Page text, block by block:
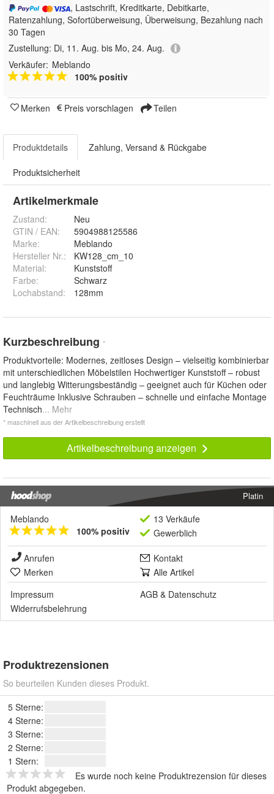
, Lastschrift, Kreditkarte, Debitkarte,
Ratenzahlung, Sofortüberweisung, Überweisung, Bezahlung nach
30 Tagen
Zustellung: Di, 11. Aug. bis Mo, 24. Aug.
Verkäufer: Meblando
100% positiv
Merken Preis vorschlagen Teilen
Produktdetails Zahlung, Versand & Rückgabe
Produktsicherheit
Artikelmerkmale
Zustand:
Neu
GTIN / EAN:
5904988125586
Marke:
Meblando
Hersteller Nr.:
KW128_cm_10
Material:
Kunststoff
Farbe:
Schwarz
Lochabstand: 128mm
Kurzbeschreibung *
Produktvorteile: Modernes, zeitloses Design – vielseitig kombinierbar
mit unterschiedlichen Möbelstilen Hochwertiger Kunststoff – robust
und langlebig Witterungsbeständig – geeignet auch für Küchen oder
Feuchträume Inklusive Schrauben – schnelle und einfache Montage
Technisch... Mehr
* maschinell aus der Artikelbeschreibung erstellt
Artikelbeschreibung anzeigen
Platin
Meblando
100% positiv
13 Verkäufe
Gewerblich
Anrufen
Kontakt
Merken
Alle Artikel
Impressum
AGB & Datenschutz
Widerrufsbelehrung
Produktrezensionen
So beurteilen Kunden dieses Produkt.
5 Sterne:
4 Sterne:
3 Sterne:
2 Sterne:
1 Stern:
Es wurde noch keine Produktrezension für dieses
Produkt abgegeben.